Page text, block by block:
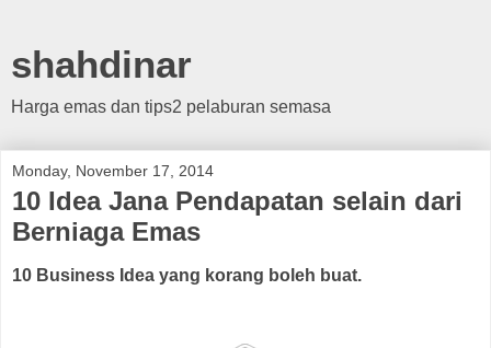
shahdinar
Harga emas dan tips2 pelaburan semasa
Monday, November 17, 2014
10 Idea Jana Pendapatan selain dari
Berniaga Emas
10 Business Idea yang korang boleh buat.